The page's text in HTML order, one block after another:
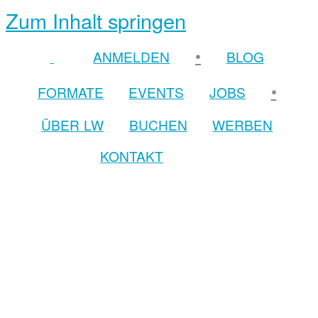
Zum Inhalt springen
ANMELDEN •
BLOG
FORMATE
EVENTS JOBS •
ÜBER LW BUCHEN
WERBEN
KONTAKT